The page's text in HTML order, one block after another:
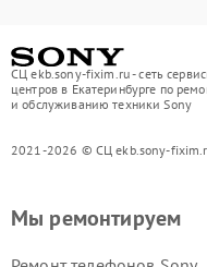
СЦ ekb.sony-fixim.ru - сеть
центров в Екатеринбурге по
и обслуживанию техники Sony
2021-2026 © СЦ ekb.sony-
Мы ремонтируем